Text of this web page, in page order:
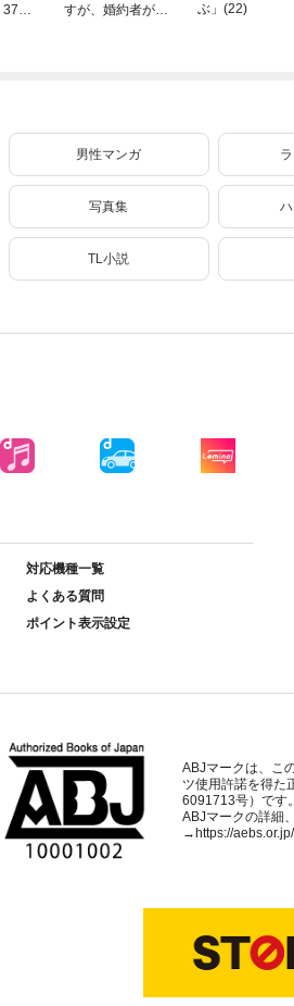
号[2
すが、婚約者が過
ぶ」(22)
男性マンガ
写真集
TL小説
対応機種一覧
よくある質問
ポイント表示設定
ABJマークは、こ
ツ使用許諾を得た
6091713号）です。
ABJマークの詳細
→ https://aebs.or.jp/